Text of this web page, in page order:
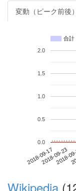
変動（ピーク前後）
合計
2018-09-172018-09-23
2018-
0.0
0.5
1.0
1.5
2.0
Wikipedia